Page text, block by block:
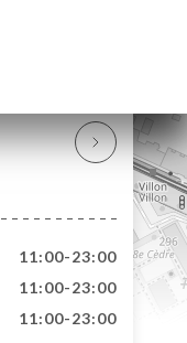
11:00-23:00
11:00-23:00
11:00-23:00